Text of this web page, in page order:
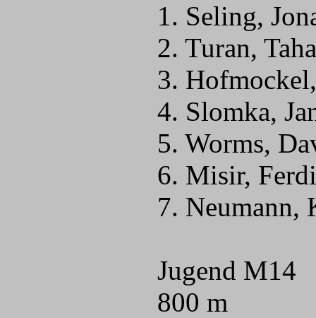
1. Seling,
2. Turan,
3.
4. Slomka,
5. Worms,
6. Misir,
7. Neumann,
Jugend M14
800 m